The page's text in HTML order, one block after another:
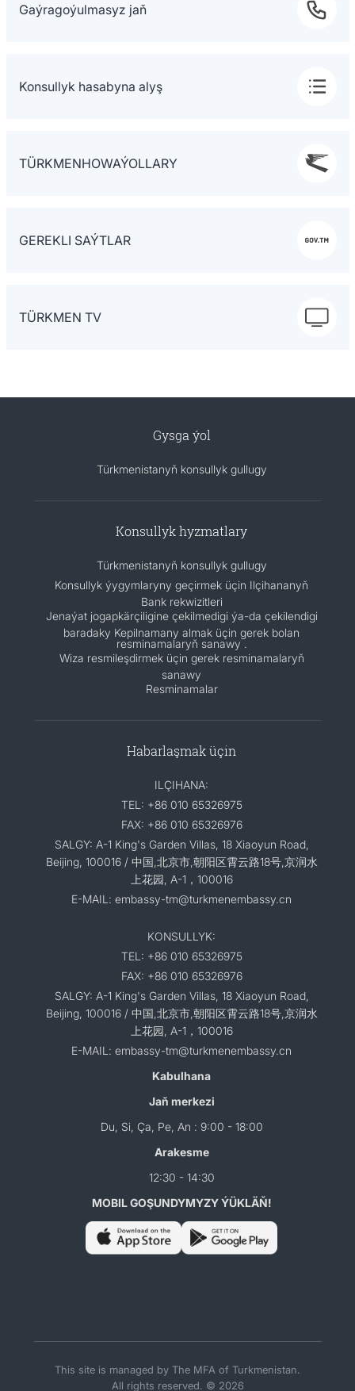
Gaýragoýulmasyz jaň
Konsullyk hasabyna alyş
TÜRKMENHOWAÝOLLARY
GEREKLI SAÝTLAR
TÜRKMEN TV
Gysga ýol
Türkmenistanyň konsullyk gullugy
Konsullyk hyzmatlary
Türkmenistanyň konsullyk gullugy
Konsullyk ýygymlaryny geçirmek üçin Ilçihananyň
Bank rekwizitleri
Jenaýat jogapkärçiligine çekilmedigi ýa-da çekilendigi
baradaky Kepilnamany almak üçin gerek bolan
resminamalaryň sanawy .
Wiza resmileşdirmek üçin gerek resminamalaryň
sanawy
Resminamalar
Habarlaşmak üçin
ILÇIHANA:
TEL: +86 010 65326975
FAX: +86 010 65326976
SALGY: A-1 King's Garden Villas, 18 Xiaoyun Road,
Beijing, 100016 / 中国,北京市,朝阳区霄云路18号,京润水
上花园, A-1，100016
E-MAIL: embassy-tm@turkmenembassy.cn
KONSULLYK:
TEL: +86 010 65326975
FAX: +86 010 65326976
SALGY: A-1 King's Garden Villas, 18 Xiaoyun Road,
Beijing, 100016 / 中国,北京市,朝阳区霄云路18号,京润水
上花园, A-1，100016
E-MAIL: embassy-tm@turkmenembassy.cn
Kabulhana
Jaň merkezi
Du, Si, Ça, Pe, An : 9:00 - 18:00
Arakesme
12:30 - 14:30
MOBIL GOŞUNDYMYZY ÝÜKLÄŇ!
This site is managed by The MFA of Turkmenistan.
All rights reserved. © 2026